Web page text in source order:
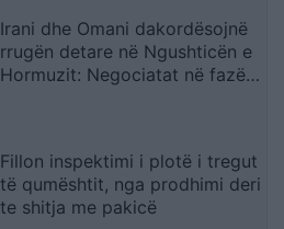
Irani dhe Omani dakordësojnë
rrugën detare në Ngushticën e
Hormuzit: Negociatat në fazën
Fillon inspektimi i plotë i tregut
të qumështit, nga prodhimi deri
te shitja me pakicë